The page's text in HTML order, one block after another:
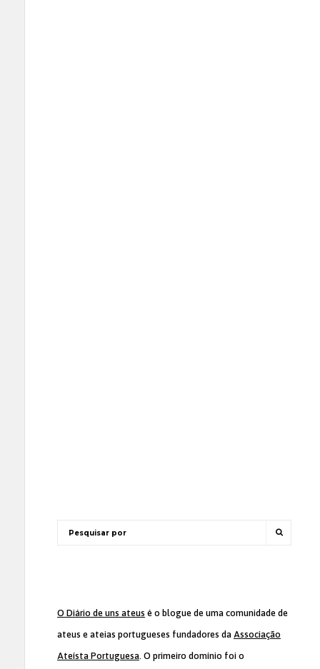
O Diário de uns ateus é o blogue de uma comunidade de
ateus e ateias portugueses fundadores da Associação
Ateísta Portuguesa. O primeiro domínio foi o